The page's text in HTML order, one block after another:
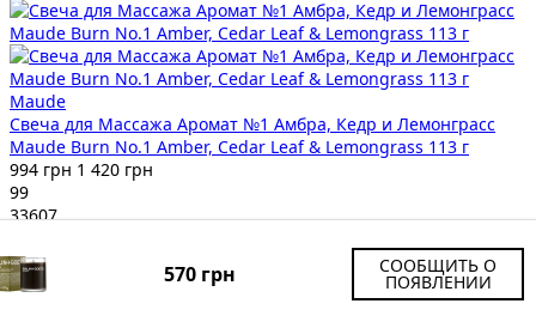
570 грн СООБЩИТЬ О
ПОЯВЛЕНИИ
Maude
Свеча для Массажа Аромат №1 Амбра, Кедр и Лемонграсс
Maude Burn No.1 Amber, Cedar Leaf & Lemongrass 113 г
994 грн 1 420 грн
99
33607
Набор из Двух Ароматизированных Свечей Emma Hardie
Moringa Luxury Scented Candle Duo 2 X 75 г